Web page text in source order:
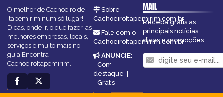
O melhor de Cachoeiro de
Itapemirim num só lugar!
Dicas, onde ir, o que fazer, as
melhores empresas, locais,
serviços e muito mais no
guia Encontra
CachoeiroItapemirim.
Sobre
CachoeiroItapemirim.com.br
Fale com o
CachoeiroItapemirim.com.br
ANUNCIE:
Com
destaque |
Grátis
MAIL
Receba grátis as
principais notícias,
dicas e promoções